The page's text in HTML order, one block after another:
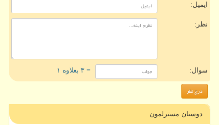
ایمیل:
نظر:
سوال: = ۳ بعلاوه ۱
دوستان مسترلمون